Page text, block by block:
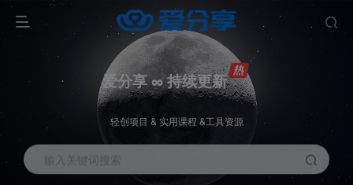
爱分享 ∞ 持续更新
轻创项目 & 实用课程 &工具资源
输入关键词搜索